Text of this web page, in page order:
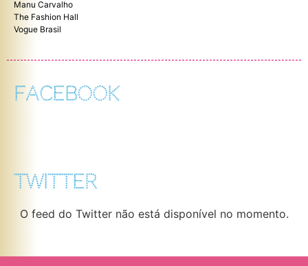
Manu Carvalho
The Fashion Hall
Vogue Brasil
FACEBOOK
TWITTER
O feed do Twitter não está disponível no momento.